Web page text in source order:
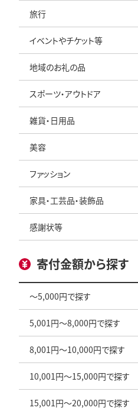
旅行
イベントやチケット等
地域のお礼の品
スポーツ・アウトドア
雑貨・日用品
美容
ファッション
家具・工芸品・装飾品
感謝状等
寄付金額から探す
～5,000円で探す
5,001円～8,000円で探す
8,001円～10,000円で探す
10,001円～15,000円で探す
15,001円～20,000円で探す